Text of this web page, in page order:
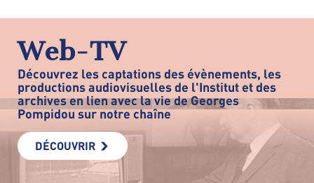
Web-TV
Découvrez les captations des évènements, les
productions audiovisuelles de l'Institut et des
archives en lien avec la vie de Georges
Pompidou sur notre chaîne
DÉCOUVRIR